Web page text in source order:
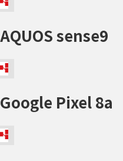
AQUOS sense9
Google Pixel 8a